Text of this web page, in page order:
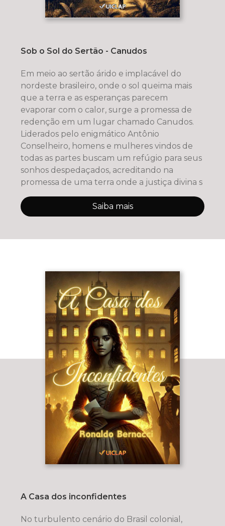
Sob o Sol do Sertão - Canudos
Em meio ao sertão árido e implacável do
nordeste brasileiro, onde o sol queima mais
que a terra e as esperanças parecem
evaporar com o calor, surge a promessa de
redenção em um lugar chamado Canudos.
Liderados pelo enigmático Antônio
Conselheiro, homens e mulheres vindos de
todas as partes buscam um refúgio para seus
sonhos despedaçados, acreditando na
promessa de uma terra onde a justiça divina s
Saiba mais
A Casa dos inconfidentes
No turbulento cenário do Brasil colonial,